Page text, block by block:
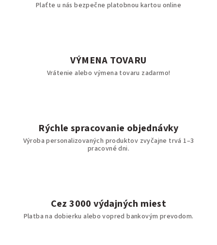
Plaťte u nás bezpečne platobnou kartou online
VÝMENA TOVARU
Vrátenie alebo výmena tovaru zadarmo!
Rýchle spracovanie objednávky
Výroba personalizovaných produktov zvyčajne trvá 1–3
pracovné dni.
Cez 3000 výdajných miest
Platba na dobierku alebo vopred bankovým prevodom.